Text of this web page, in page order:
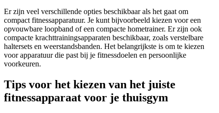
Er zijn veel verschillende opties beschikbaar als het gaat om
compact fitnessapparatuur. Je kunt bijvoorbeeld kiezen voor een
opvouwbare loopband of een compacte hometrainer. Er zijn ook
compacte krachttrainingsapparaten beschikbaar, zoals verstelbare
haltersets en weerstandsbanden. Het belangrijkste is om te kiezen
voor apparatuur die past bij je fitnessdoelen en persoonlijke
voorkeuren.
Tips voor het kiezen van het juiste
fitnessapparaat voor je thuisgym